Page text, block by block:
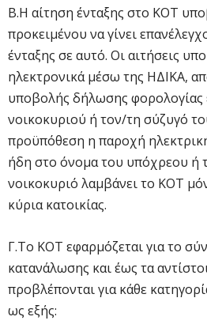
Β.Η αίτηση ένταξης στο ΚΟΤ
προκειμένου να γίνει
ένταξης σε αυτό. Οι αιτήσεις
ηλεκτρονικά μέσω της ΗΔΙΚΑ,
υποβολής δήλωσης φορολογίας
νοικοκυριού ή τον/τη σύζυγό
προϋπόθεση η παροχή
ήδη στο όνομα του υπόχρεου ή
νοικοκυριό λαμβάνει το ΚΟΤ
κύρια κατοικίας.
Γ.Το ΚΟΤ εφαρμόζεται για το
κατανάλωσης και έως τα
προβλέπονται για κάθε
ως εξής: